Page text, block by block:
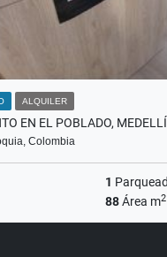
ALQUILER
EN EL POBLADO,
Colombia
1
88Área m2